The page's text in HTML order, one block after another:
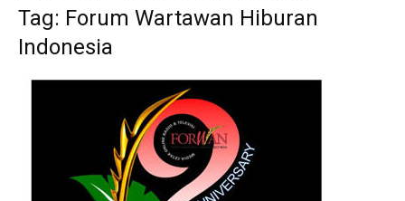
Tag: Forum Wartawan Hiburan
Indonesia